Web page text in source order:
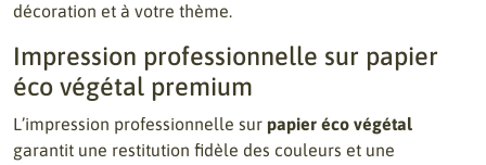
décoration et à votre thème.
Impression professionnelle sur papier
éco végétal premium
L’impression professionnelle sur papier éco végétal
garantit une restitution fidèle des couleurs et une